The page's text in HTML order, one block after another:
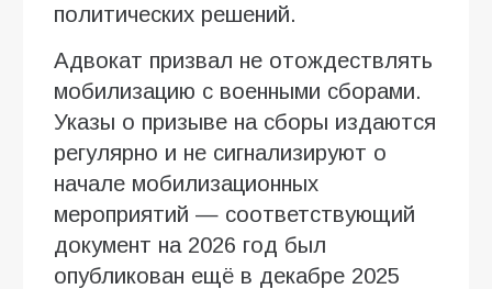
политических решений.
Адвокат призвал не отождествлять
мобилизацию с военными сборами.
Указы о призыве на сборы издаются
регулярно и не сигнализируют о
начале мобилизационных
мероприятий — соответствующий
документ на 2026 год был
опубликован ещё в декабре 2025